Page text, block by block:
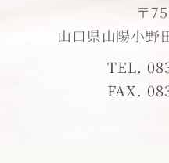
〒
山口県山陽小野
TEL.
FAX.